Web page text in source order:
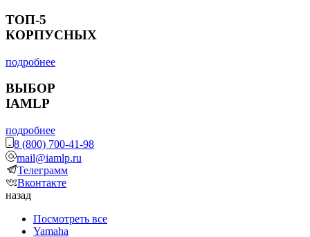
ТОП-5
КОРПУСНЫХ
подробнее
ВЫБОР
IAMLP
подробнее
8 (800) 700-41-98
mail@iamlp.ru
Телеграмм
Вконтакте
назад
Посмотреть все
Yamaha